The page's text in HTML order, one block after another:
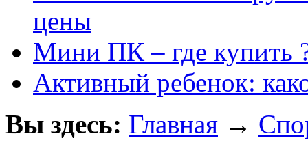
цены
Мини ПК – где купить
Активный ребенок:
Вы здесь: Главная →